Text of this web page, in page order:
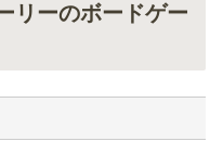
リーのボードゲー